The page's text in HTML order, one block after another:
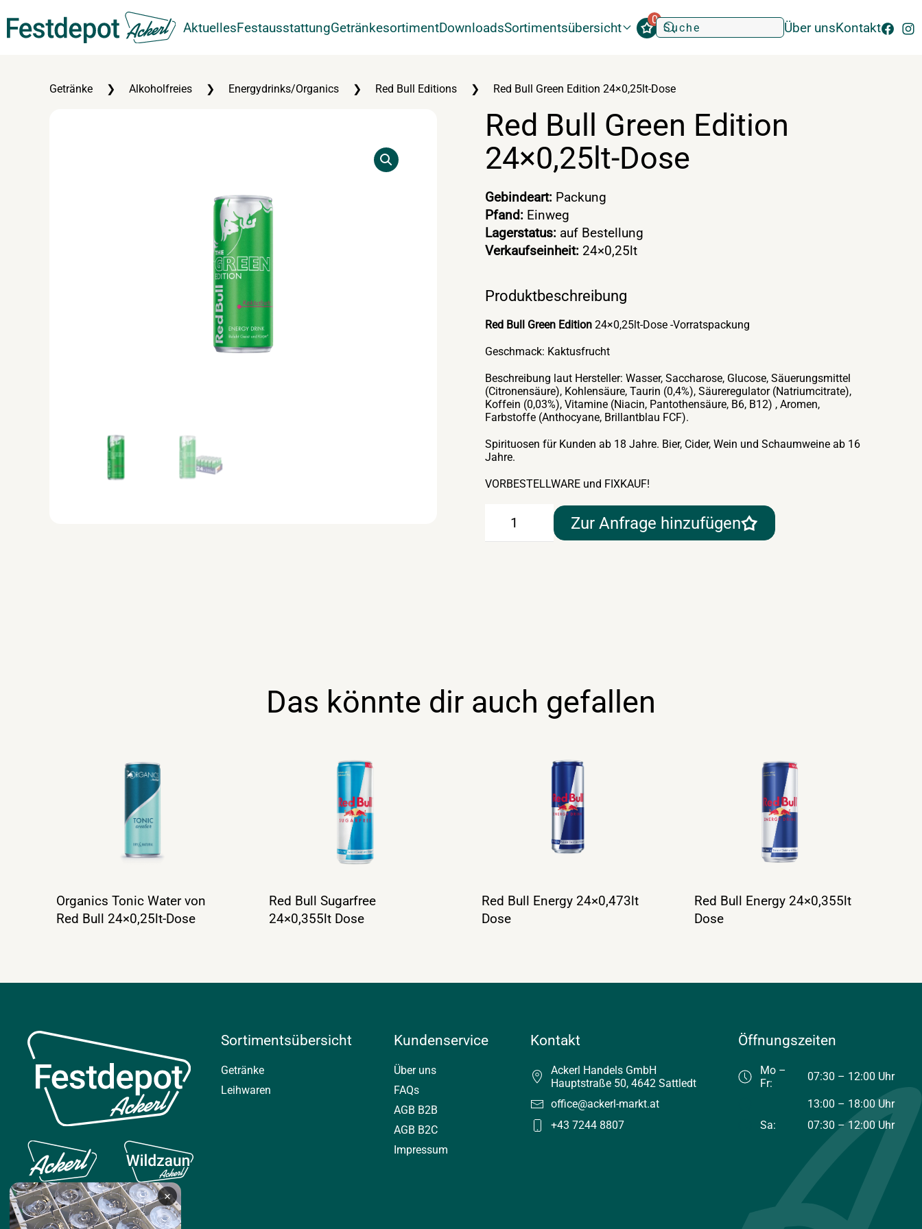
Zum Hauptinhalt springen AktuellesFestausstattungGetränkesortimentDownloadsSortimentsübersicht
0
Über unsKontakt
Getränke Alkoholfreies Energydrinks/Organics Red Bull Editions Red Bull Green Edition 24×0,25lt-Dose
Red Bull Green Edition
24×0,25lt-Dose
Gebindeart: Packung
Pfand: Einweg
Lagerstatus: auf Bestellung
Verkaufseinheit: 24×0,25lt
Produktbeschreibung
Red Bull Green Edition 24×0,25lt-Dose -Vorratspackung
Geschmack: Kaktusfrucht
Beschreibung laut Hersteller: Wasser, Saccharose, Glucose, Säuerungsmittel
(Citronensäure), Kohlensäure, Taurin (0,4%), Säureregulator (Natriumcitrate),
Koffein (0,03%), Vitamine (Niacin, Pantothensäure, B6, B12) , Aromen,
Farbstoffe (Anthocyane, Brillantblau FCF).
Spirituosen für Kunden ab 18 Jahre. Bier, Cider, Wein und Schaumweine ab 16
Jahre.
VORBESTELLWARE und FIXKAUF!
Zur Anfrage hinzufügen
Das könnte dir auch gefallen
Organics Tonic Water von
Red Bull 24×0,25lt-Dose
Red Bull Sugarfree
24×0,355lt Dose
Red Bull Energy 24×0,473lt
Dose
Red Bull Energy 24×0,355lt
Dose
Sortimentsübersicht
Getränke
Leihwaren
Kundenservice
Über uns
FAQs
AGB B2B
AGB B2C
Impressum
Kontakt
Ackerl Handels GmbH
Hauptstraße 50, 4642 Sattledt
office@ackerl-markt.at
+43 7244 8807
Öffnungszeiten
Mo –
Fr:
07:30 – 12:00 Uhr
13:00 – 18:00 Uhr
Sa:
07:30 – 12:00 Uhr
×